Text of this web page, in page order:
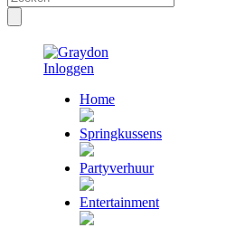
Inloggen
Home
Springkussens
Partyverhuur
Entertainment